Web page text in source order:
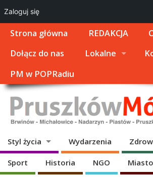
Strona główna REDAKCJA
Dołącz do nas
Lokalne
PM w POPRadiu
Styl życia Wydarzenia
Sport Historia NGO Miasto
Zaloguj się